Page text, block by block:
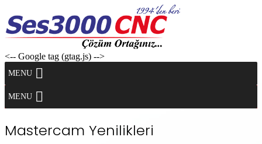
to
content
<-- Google tag (gtag.js) -->
MENU
MENU
Mastercam Yenilikleri